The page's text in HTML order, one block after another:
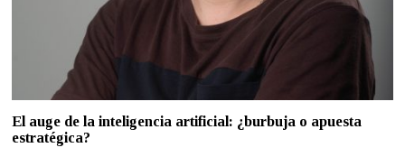
El auge de la inteligencia artificial: ¿burbuja o apuesta
estratégica?